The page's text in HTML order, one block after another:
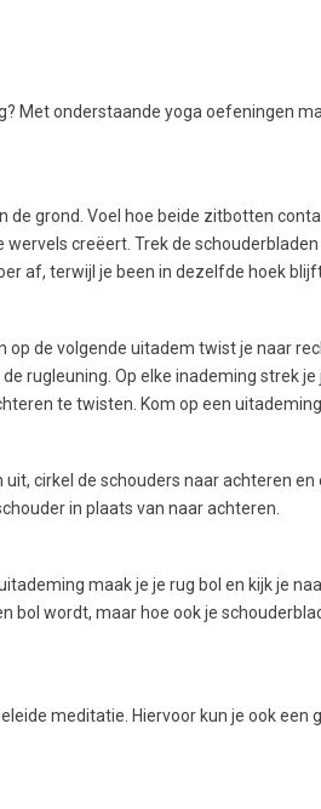
Met onderstaande yoga oefeningen
de grond. Voel hoe beide zitbotten
creëert. Trek de
af, terwijl je been in dezelfde hoek
de volgende uitadem twist je naar
rugleuning. Op elke inademing strek
te twisten. Kom op een
cirkel de schouders naar achteren en
in plaats van naar achteren.
maak je je rug bol en kijk je
bol wordt, maar hoe ook je
meditatie. Hiervoor kun je ook een